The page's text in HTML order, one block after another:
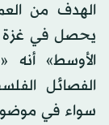
الهدف من
يحصل في غزة
الأوسط»
الفصائل
سواء في موضوع